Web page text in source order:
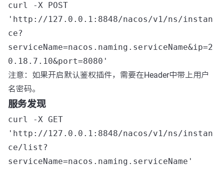
curl -X POST
'http://127.0.0.1:8848/nacos/v1/ns/instan
ce?
serviceName=nacos.naming.serviceName&ip=2
0.18.7.10&port=8080'
注意：如果开启默认鉴权插件，需要在Header中带上用户
名密码。
服务发现
curl -X GET
'http://127.0.0.1:8848/nacos/v1/ns/instan
ce/list?
serviceName=nacos.naming.serviceName'